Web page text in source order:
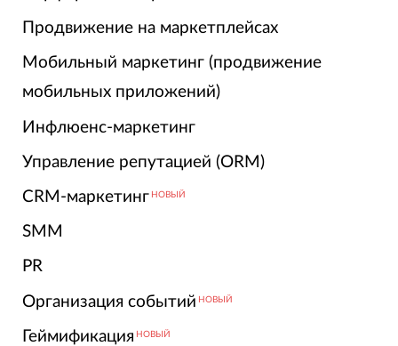
Продвижение на маркетплейсах
Мобильный маркетинг (продвижение
мобильных приложений)
Инфлюенс-маркетинг
Управление репутацией (ORM)
CRM-маркетинг НОВЫЙ
SMM
PR
Организация событий НОВЫЙ
Геймификация НОВЫЙ